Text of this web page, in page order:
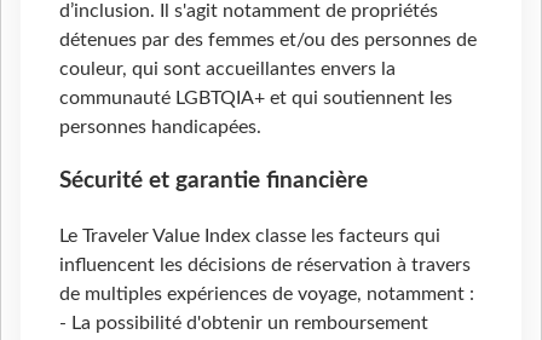
d’inclusion. Il s'agit notamment de propriétés
détenues par des femmes et/ou des personnes de
couleur, qui sont accueillantes envers la
communauté LGBTQIA+ et qui soutiennent les
personnes handicapées.
Sécurité et garantie financière
Le Traveler Value Index classe les facteurs qui
influencent les décisions de réservation à travers
de multiples expériences de voyage, notamment :
- La possibilité d'obtenir un remboursement